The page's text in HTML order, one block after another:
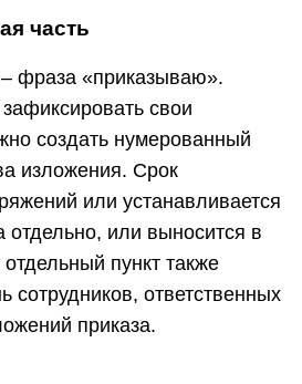
часть
фраза «приказываю».
свои
создать нумерованный
изложения. Срок
или устанавливается
отдельно, или выносится в
пункт также
сотрудников, ответственных
приказа.